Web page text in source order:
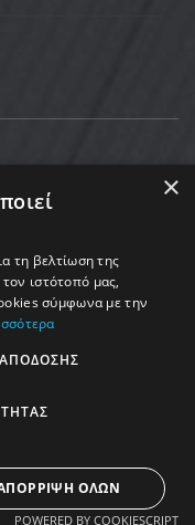
More
×
τη βελτίωση της
ιστότοπό μας,
σύμφωνα με την
ΑΠΌΔΟΣΗΣ
ΌΛΩΝ
POWERED BY COOKIESCRIPT